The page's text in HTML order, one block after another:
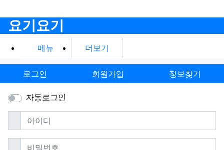
요기요기
메뉴 더보기
로그인 회원가입 정보찾기
자동로그인
아이디필수
비밀번호필수